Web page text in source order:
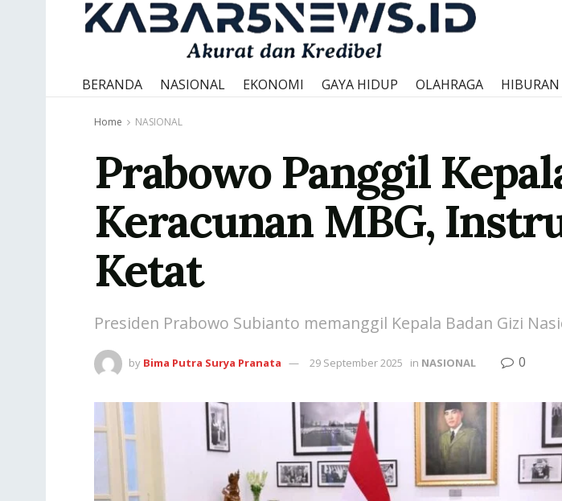
BERANDA NASIONAL EKONOMI GAYA HIDUP OLAHRAGA HIBURAN
Home NASIONAL
Prabowo Panggil
Keracunan MBG,
Ketat
Presiden Prabowo Subianto memanggil Kepala Badan Gizi
by Bima Putra Surya Pranata 29 September 2025 in NASIONAL 0